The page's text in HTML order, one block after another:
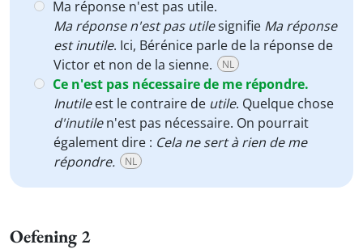
Ma réponse n'est pas utile.
Ma réponse n'est pas utilesignifie Ma réponse
est inutile. Ici, Bérénice parle de la réponse de
Victor et non de la sienne.
NL
Ce n'est pas nécessaire de me répondre.
Inutileest le contraire de utile. Quelque chose
d'inutilen'est pas nécessaire. On pourrait
également dire : Cela ne sert à rien de me
répondre.
NL
Oefening 2